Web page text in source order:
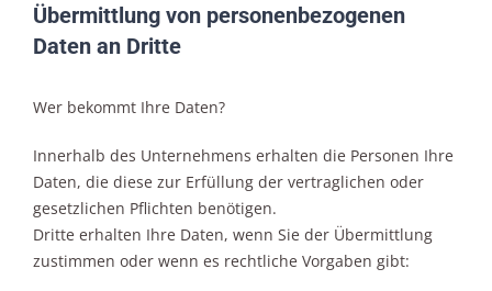
Übermittlung von personenbezogenen
Daten an Dritte
Wer bekommt Ihre Daten?
Innerhalb des Unternehmens erhalten die Personen Ihre
Daten, die diese zur Erfüllung der vertraglichen oder
gesetzlichen Pflichten benötigen.
Dritte erhalten Ihre Daten, wenn Sie der Übermittlung
zustimmen oder wenn es rechtliche Vorgaben gibt: